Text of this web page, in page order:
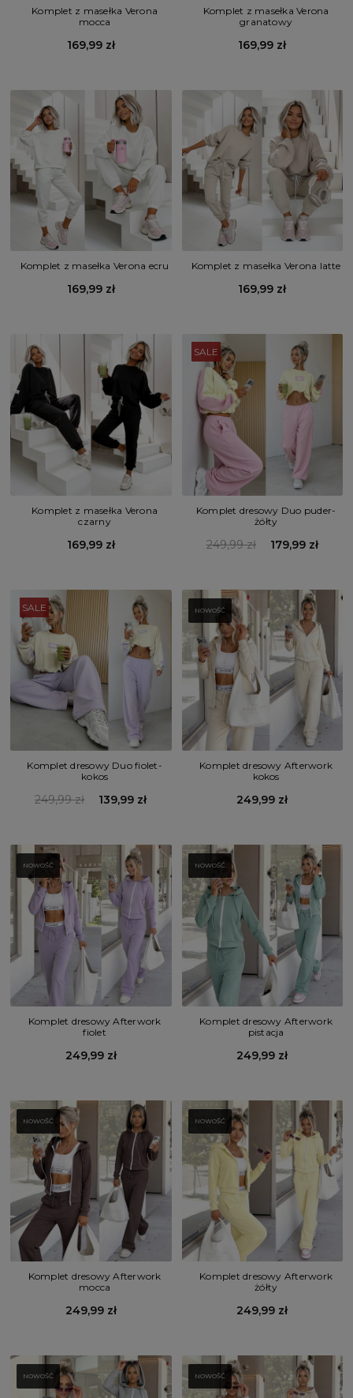
Komplet z masełka Verona
mocca
169,99 zł
Komplet z masełka Verona
granatowy
169,99 zł
Komplet z masełka Verona ecru
169,99 zł
Komplet z masełka Verona latte
169,99 zł
Komplet z masełka Verona
czarny
169,99 zł
SALE
Komplet dresowy Duo puder-
żółty
249,99 zł 179,99 zł
SALE
Komplet dresowy Duo fiolet-
kokos
249,99 zł 139,99 zł
NOWOŚĆ
Komplet dresowy Afterwork
kokos
249,99 zł
NOWOŚĆ
Komplet dresowy Afterwork
fiolet
249,99 zł
NOWOŚĆ
Komplet dresowy Afterwork
pistacja
249,99 zł
NOWOŚĆ
Komplet dresowy Afterwork
mocca
249,99 zł
NOWOŚĆ
Komplet dresowy Afterwork
żółty
249,99 zł
NOWOŚĆ NOWOŚĆ